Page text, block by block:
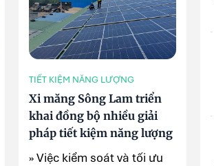
TIẾT KIỆM NĂNG LƯỢNG
Xi măng Sông Lam triển
khai đồng bộ nhiều giải
pháp tiết kiệm năng lượng
» Việc kiểm soát và tối ưu